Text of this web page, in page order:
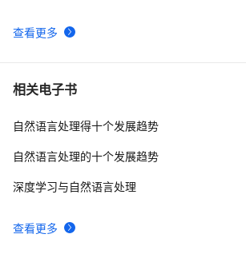
查看更多
相关电子书
查看更多
自然语言处理得十个发展趋势
自然语言处理的十个发展趋势
深度学习与自然语言处理